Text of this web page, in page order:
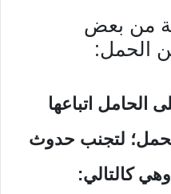
من بعض
الحمل:
اتباعها
لتجنب حدوث
كالتالي: